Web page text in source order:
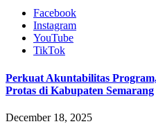
Facebook
Instagram
YouTube
TikTok
Perkuat Akuntabilitas
Protas di Kabupaten Semarang
December 18, 2025